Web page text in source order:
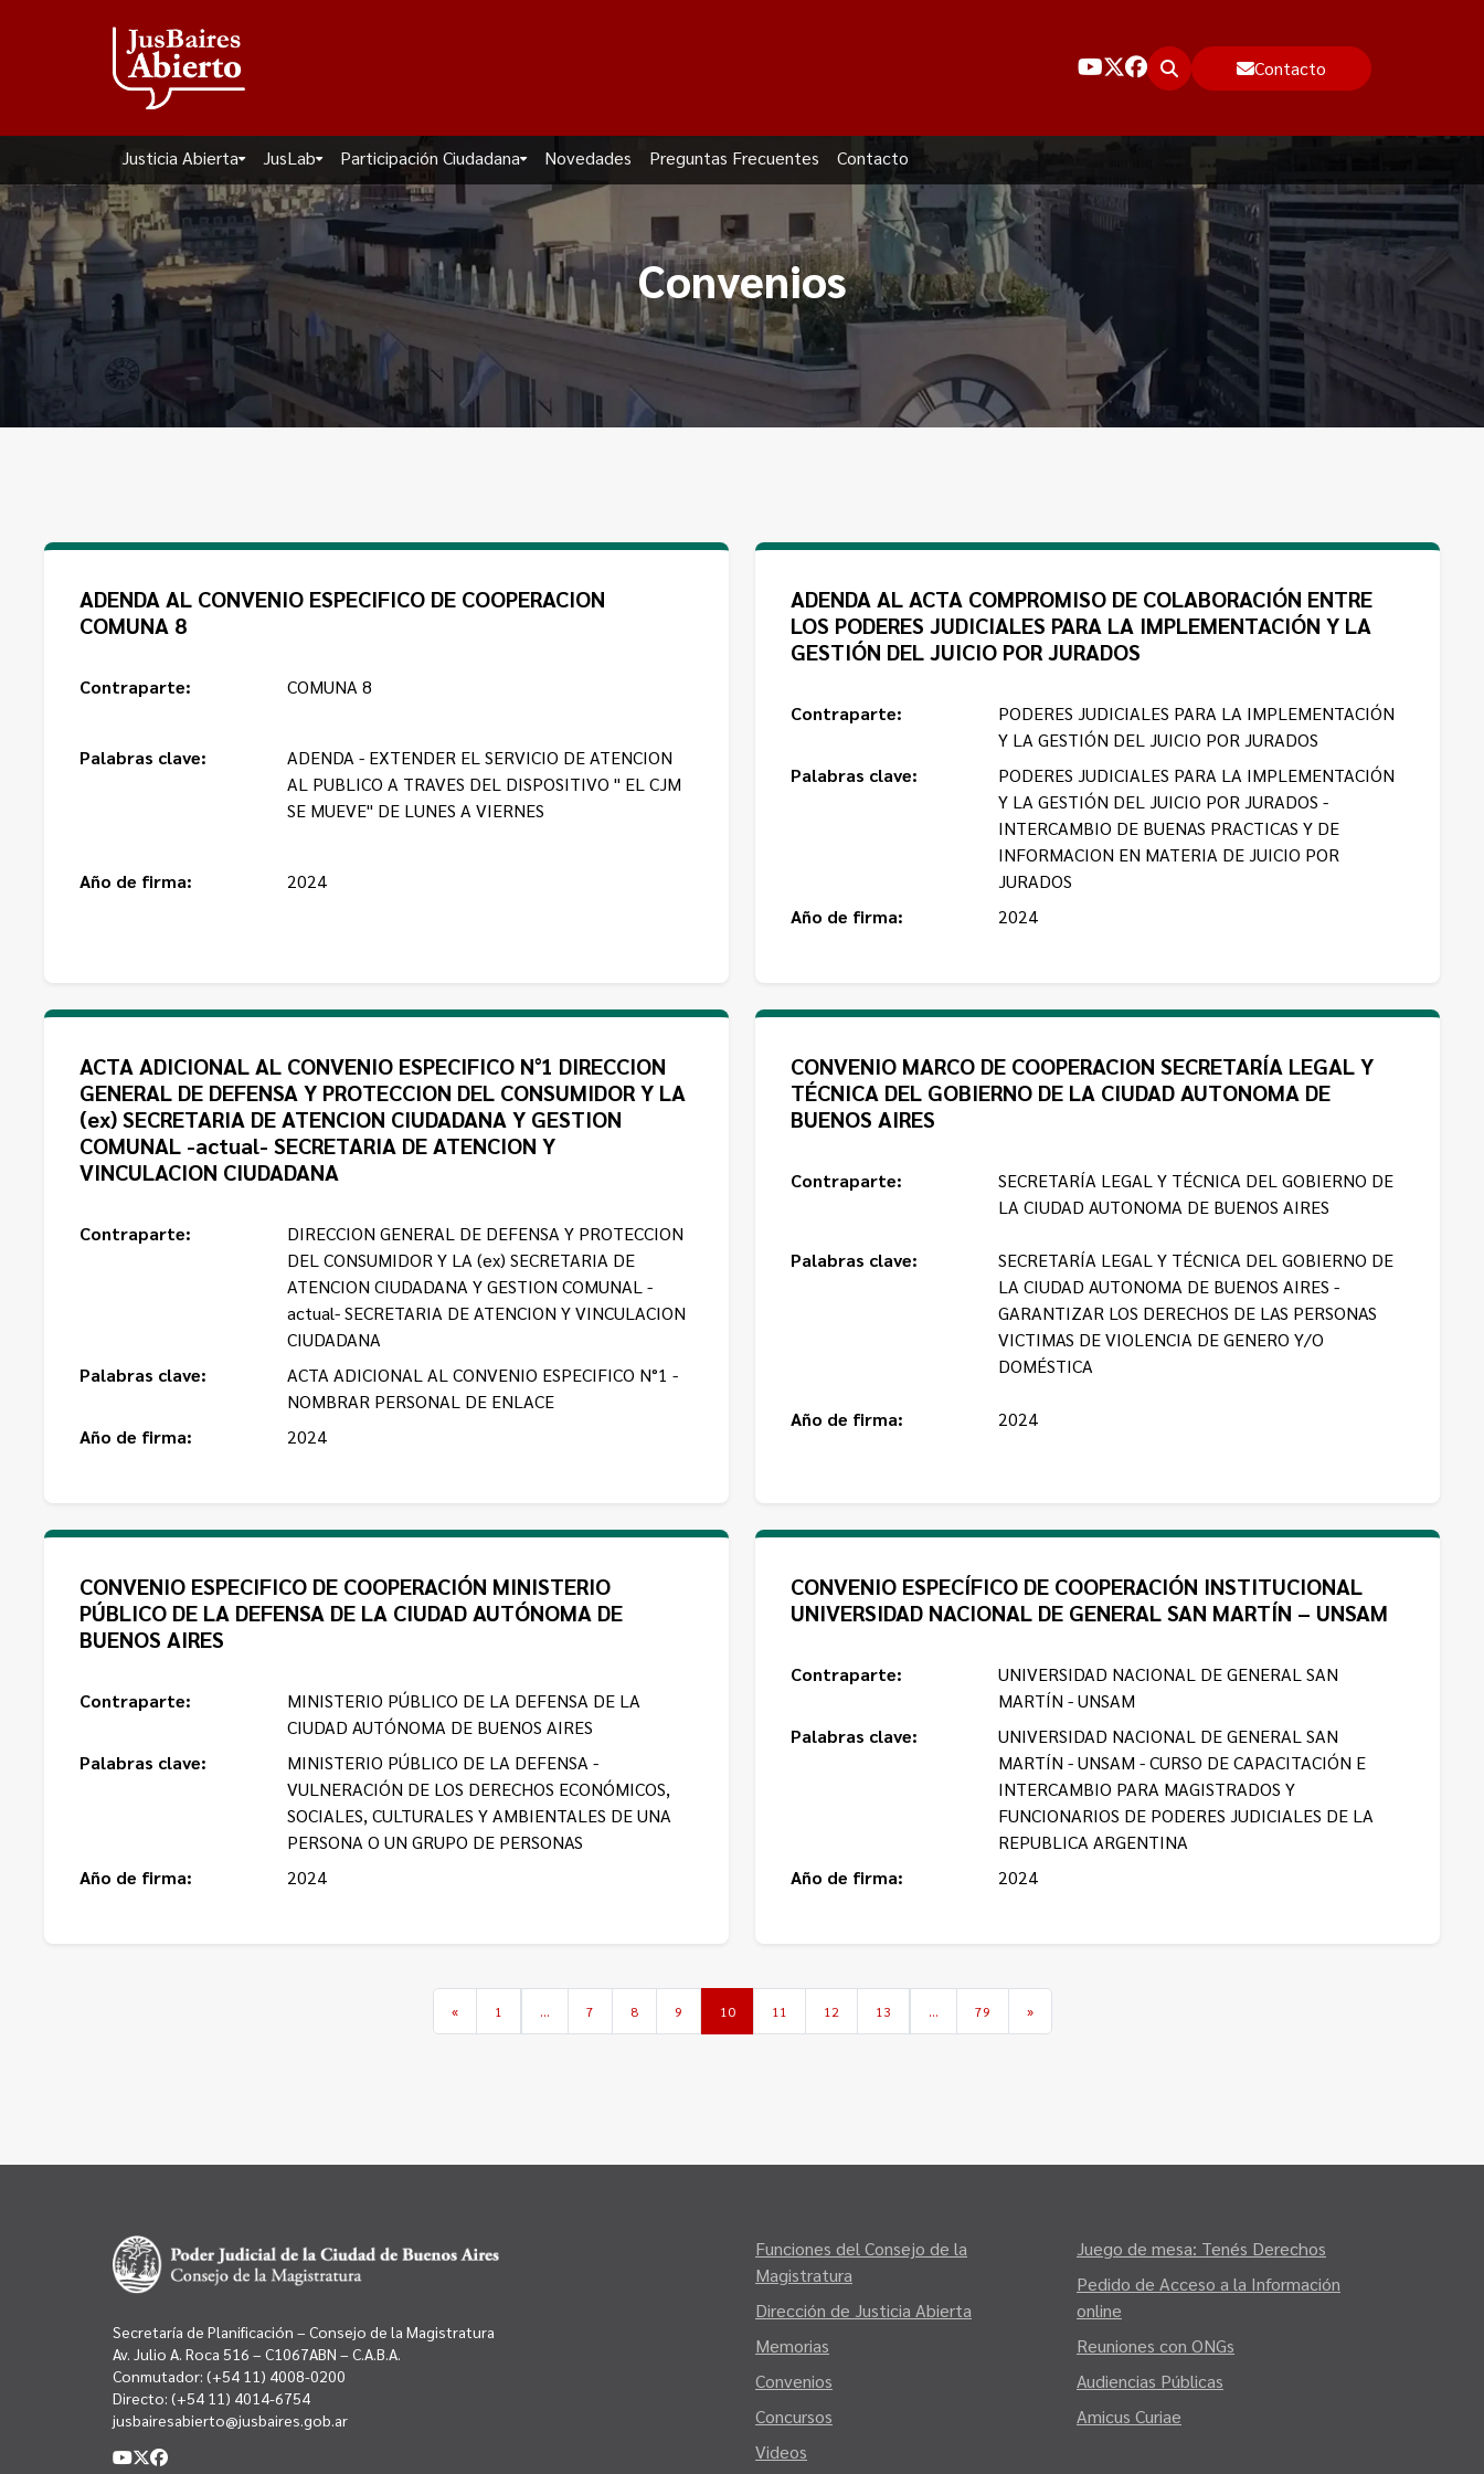
Contacto
Justicia Abierta JusLab Participación Ciudadana Novedades Preguntas Frecuentes Contacto
Convenios
ADENDA AL CONVENIO ESPECIFICO DE COOPERACION
COMUNA 8
Contraparte: COMUNA 8
Palabras clave:
ADENDA - EXTENDER EL SERVICIO DE ATENCION
AL PUBLICO A TRAVES DEL DISPOSITIVO " EL CJM
SE MUEVE" DE LUNES A VIERNES
Año de firma: 2024
ADENDA AL ACTA COMPROMISO DE COLABORACIÓN ENTRE
LOS PODERES JUDICIALES PARA LA IMPLEMENTACIÓN Y LA
GESTIÓN DEL JUICIO POR JURADOS
Contraparte:
PODERES JUDICIALES PARA LA IMPLEMENTACIÓN
Y LA GESTIÓN DEL JUICIO POR JURADOS
Palabras clave:
PODERES JUDICIALES PARA LA IMPLEMENTACIÓN
Y LA GESTIÓN DEL JUICIO POR JURADOS -
INTERCAMBIO DE BUENAS PRACTICAS Y DE
INFORMACION EN MATERIA DE JUICIO POR
JURADOS
Año de firma:
2024
ACTA ADICIONAL AL CONVENIO ESPECIFICO N°1 DIRECCION
GENERAL DE DEFENSA Y PROTECCION DEL CONSUMIDOR Y LA
(ex) SECRETARIA DE ATENCION CIUDADANA Y GESTION
COMUNAL -actual- SECRETARIA DE ATENCION Y
VINCULACION CIUDADANA
Contraparte:
DIRECCION GENERAL DE DEFENSA Y PROTECCION
DEL CONSUMIDOR Y LA (ex) SECRETARIA DE
ATENCION CIUDADANA Y GESTION COMUNAL -
actual- SECRETARIA DE ATENCION Y VINCULACION
CIUDADANA
Palabras clave:
ACTA ADICIONAL AL CONVENIO ESPECIFICO N°1 -
NOMBRAR PERSONAL DE ENLACE
Año de firma:
2024
CONVENIO MARCO DE COOPERACION SECRETARÍA LEGAL Y
TÉCNICA DEL GOBIERNO DE LA CIUDAD AUTONOMA DE
BUENOS AIRES
Contraparte:
SECRETARÍA LEGAL Y TÉCNICA DEL GOBIERNO DE
LA CIUDAD AUTONOMA DE BUENOS AIRES
Palabras clave:
SECRETARÍA LEGAL Y TÉCNICA DEL GOBIERNO DE
LA CIUDAD AUTONOMA DE BUENOS AIRES -
GARANTIZAR LOS DERECHOS DE LAS PERSONAS
VICTIMAS DE VIOLENCIA DE GENERO Y/O
DOMÉSTICA
Año de firma: 2024
CONVENIO ESPECIFICO DE COOPERACIÓN MINISTERIO
PÚBLICO DE LA DEFENSA DE LA CIUDAD AUTÓNOMA DE
BUENOS AIRES
Contraparte:
MINISTERIO PÚBLICO DE LA DEFENSA DE LA
CIUDAD AUTÓNOMA DE BUENOS AIRES
Palabras clave:
MINISTERIO PÚBLICO DE LA DEFENSA -
VULNERACIÓN DE LOS DERECHOS ECONÓMICOS,
SOCIALES, CULTURALES Y AMBIENTALES DE UNA
PERSONA O UN GRUPO DE PERSONAS
Año de firma:
2024
CONVENIO ESPECÍFICO DE COOPERACIÓN INSTITUCIONAL
UNIVERSIDAD NACIONAL DE GENERAL SAN MARTÍN – UNSAM
Contraparte:
UNIVERSIDAD NACIONAL DE GENERAL SAN
MARTÍN - UNSAM
Palabras clave:
UNIVERSIDAD NACIONAL DE GENERAL SAN
MARTÍN - UNSAM - CURSO DE CAPACITACIÓN E
INTERCAMBIO PARA MAGISTRADOS Y
FUNCIONARIOS DE PODERES JUDICIALES DE LA
REPUBLICA ARGENTINA
Año de firma:
2024
« 1 … 7 8 9 10 11 12 13 … 79 »
Secretaría de Planificación – Consejo de la Magistratura
Av. Julio A. Roca 516 – C1067ABN – C.A.B.A.
Conmutador: (+54 11) 4008-0200
Directo: (+54 11) 4014-6754
jusbairesabierto@jusbaires.gob.ar
Funciones del Consejo de la
Magistratura
Dirección de Justicia Abierta
Memorias
Convenios
Concursos
Videos
Juego de mesa: Tenés Derechos
Pedido de Acceso a la Información
online
Reuniones con ONGs
Audiencias Públicas
Amicus Curiae